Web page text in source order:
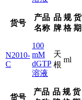
货号
产品
名称
品
牌
规
格
货
期
N2010-
C
100
mM
dGTP
溶液
天
根
ml
货号
产品 品 规 货